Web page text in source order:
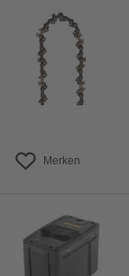
Merken